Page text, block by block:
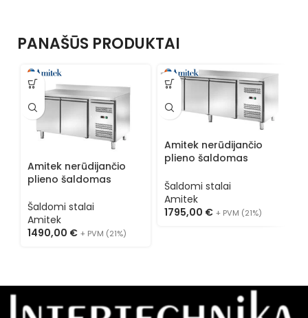
PANAŠŪS PRODUKTAI
Amitek nerūdijančio
plieno šaldomas
Šaldomi stalai
Amitek
1490,00 € + PVM (21%)
Amitek nerūdijančio
plieno šaldomas
Šaldomi stalai
Amitek
1795,00 € + PVM (21%)